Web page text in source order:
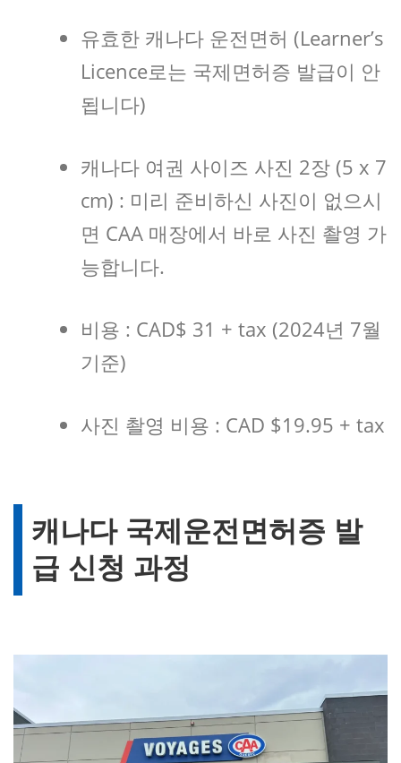
유효한 캐나다 운전면허 (Learner’s
Licence로는 국제면허증 발급이 안
됩니다)
캐나다 여권 사이즈 사진 2장 (5 x 7
cm) : 미리 준비하신 사진이 없으시
면 CAA 매장에서 바로 사진 촬영 가
능합니다.
비용 : CAD$ 31 + tax (2024년 7월
기준)
사진 촬영 비용 : CAD $19.95 + tax
캐나다 국제운전면허증 발
급 신청 과정